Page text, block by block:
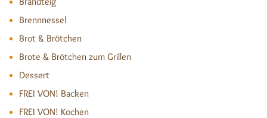
Brennnessel
Brot & Brötchen
Brote & Brötchen zum Grillen
Dessert
FREI VON! Backen
FREI VON! Kochen